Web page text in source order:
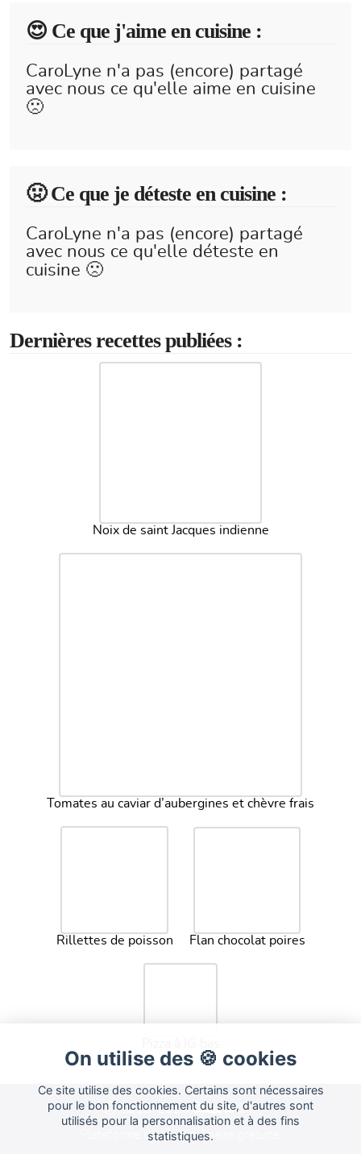
😍️ Ce que j'aime en cuisine :
CaroLyne n'a pas (encore) partagé
avec nous ce qu'elle aime en cuisine
🙁
🤢 Ce que je déteste en cuisine :
CaroLyne n'a pas (encore) partagé
avec nous ce qu'elle déteste en
cuisine 🙁
Dernières recettes publiées :
Noix de saint Jacques indienne
Tomates au caviar d’aubergines et chèvre frais
Rillettes de poisson Flan chocolat poires
On utilise des 🍪 cookies
Ce site utilise des cookies. Certains sont nécessaires
pour le bon fonctionnement du site, d'autres sont
utilisés pour la personnalisation et à des fins
statistiques.
2015-2026CuisineLand
Plateforme de blog culinaire gratuite.